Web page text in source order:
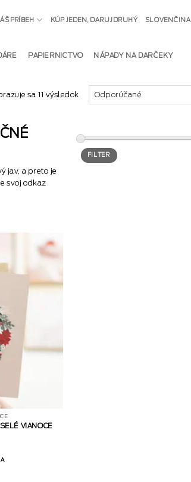
PRÍBEH KÚP JEDEN, DARUJ DRUHÝ SLOVENČINA
PAPIERNICTVO NÁPADY NA DARČEKY
sa 11 výsledok
jav, a preto je
svoj odkaz
VIANOCE
Minimálna
cena
Maximálna
cenaFILTER